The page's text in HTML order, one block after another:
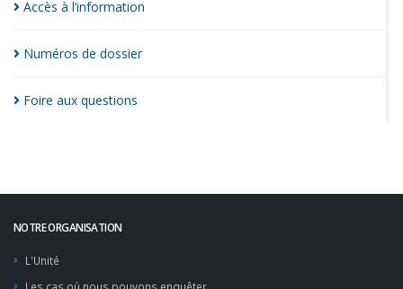
Accès à l’information
Numéros de dossier
Foire aux questions
NOTRE ORGANISATION
L'Unité